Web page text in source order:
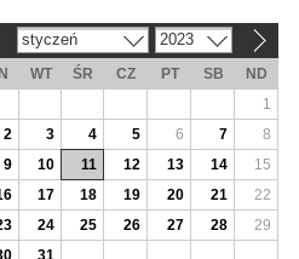
styczeń 2023
WT ŚR CZ PT SB
ND
1
2
3 4 5 6 7
8
9
10 11 12 13 14
15
17 18 19 20 21
22
24 25 26 27 28
29
31